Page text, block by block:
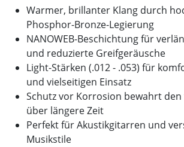
Warmer, brillanter Klang durch
Phosphor-Bronze-Legierung
NANOWEB-Beschichtung für
und reduzierte Greifgeräusche
Light-Stärken (.012 - .053) für
und vielseitigen Einsatz
Schutz vor Korrosion bewahrt
über längere Zeit
Perfekt für Akustikgitarren und
Musikstile